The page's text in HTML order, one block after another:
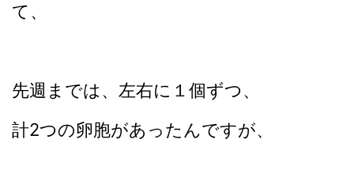
て、
先週までは、左右に１個ずつ、
計2つの卵胞があったんですが、